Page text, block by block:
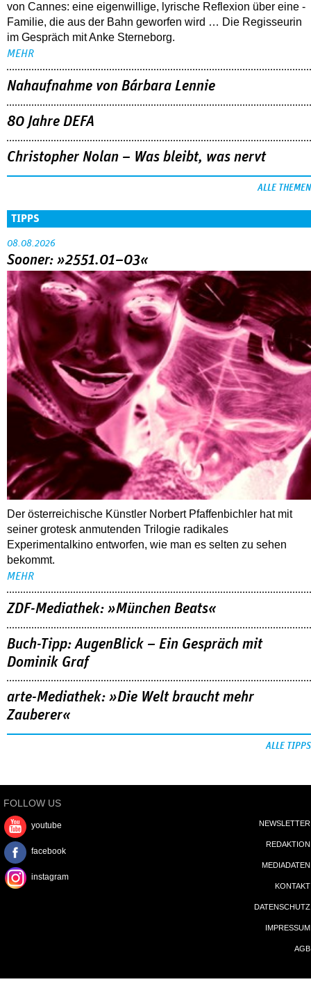
von Cannes: eine eigenwillige, lyrische Reflexion über eine ­
Familie, die aus der Bahn geworfen wird … Die Regisseurin
im Gespräch mit Anke Sterneborg.
MEHR
Nahaufnahme von Bárbara Lennie
80 Jahre DEFA
Christopher Nolan – Was bleibt, was nervt
ALLE THEMEN
TIPPS
08.08.2026
Sooner: »2551.01–03«
Der österreichische Künstler Norbert Pfaffenbichler hat mit
seiner grotesk anmutenden Trilogie radikales
Experimentalkino entworfen, wie man es selten zu sehen
bekommt.
MEHR
ZDF-Mediathek: »München Beats«
Buch-Tipp: AugenBlick – Ein Gespräch mit
Dominik Graf
arte-Mediathek: »Die Welt braucht mehr
Zauberer«
ALLE TIPPS
FOLLOW US
youtube
facebook
instagram
NEWSLETTER
REDAKTION
MEDIADATEN
KONTAKT
DATENSCHUTZ
IMPRESSUM
AGB